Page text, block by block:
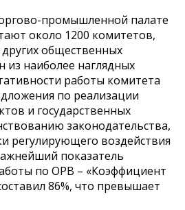
промышленной палате
около 1200 комитетов,
общественных
наиболее наглядных
работы комитета
по реализации
и государственных
законодательства,
регулирующего воздействия
показатель
по ОРВ – «Коэффициент
86%, что превышает